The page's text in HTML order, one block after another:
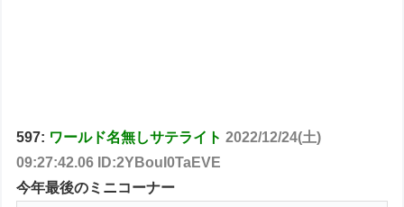
597: ワールド名無しサテライト 2022/12/24(土)
09:27:42.06 ID:2YBouI0TaEVE
今年最後のミニコーナー